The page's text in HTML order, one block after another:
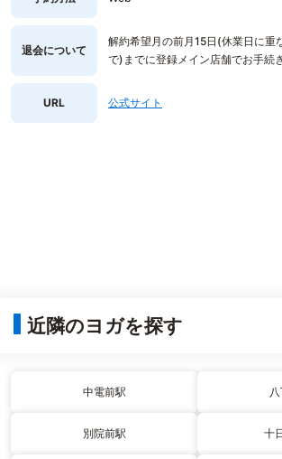
退会について
解約希望月の前月15日(休業日に重
で)までに登録メイン店舗でお手続
URL 公式サイト
近隣のヨガを探す
中電前駅
別院前駅 十